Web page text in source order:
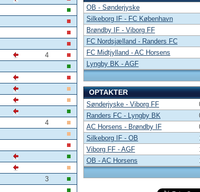
4
4
3
OB - Sønderjyske
Silkeborg IF - FC København
Brøndby IF - Viborg FF
FC Nordsjælland - Randers FC
FC Midtjylland - AC Horsens
Lyngby BK - AGF
OPTAKTER
Sønderjyske - Viborg FF
Randers FC - Lyngby BK
AC Horsens - Brøndby IF
Silkeborg IF - OB
Viborg FF - AGF
OB - AC Horsens